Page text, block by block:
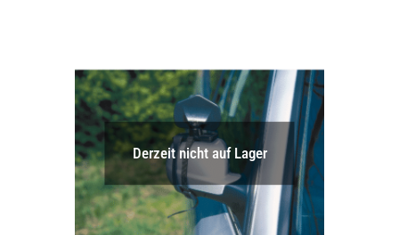
Derzeit nicht auf Lager